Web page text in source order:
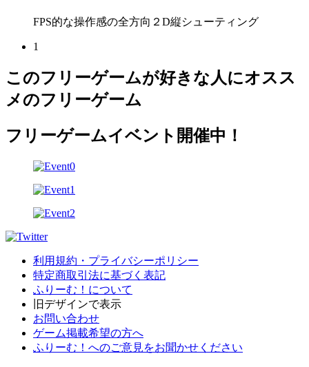
FPS的な操作感の全方向２D縦シューティング
1
このフリーゲームが好きな人にオスス
メのフリーゲーム
フリーゲームイベント開催中！
利用規約・プライバシーポリシー
特定商取引法に基づく表記
ふりーむ！について
旧デザインで表示
お問い合わせ
ゲーム掲載希望の方へ
ふりーむ！へのご意見をお聞かせください